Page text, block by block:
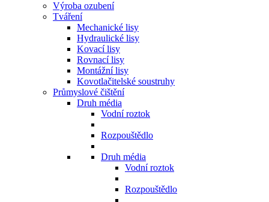
Výroba ozubení
Tváření
Mechanické lisy
Hydraulické lisy
Kovací lisy
Rovnací lisy
Montážní lisy
Kovotlačitelské soustruhy
Průmyslové čištění
Druh média
Vodní roztok
Rozpouštědlo
Druh média
Vodní roztok
Rozpouštědlo